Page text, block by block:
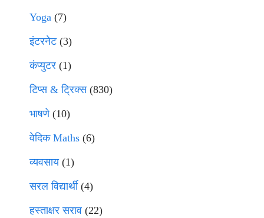
Yoga (7)
इंटरनेट(3)
कंप्युटर (1)
टिप्स & ट्रिक्स(830)
भाषणे(10)
वेदिक Maths (6)
व्यवसाय(1)
सरल विद्यार्थी(4)
हस्ताक्षर सराव (22)